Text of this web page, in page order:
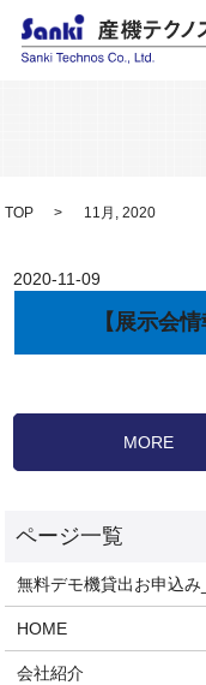
TOP 11月, 2020
2020-11-09
【展示会
MORE
無料デモ機貸出お申込み
HOME
会社紹介